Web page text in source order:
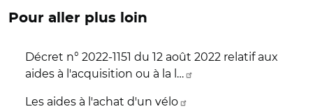
Pour aller plus loin
Décret n° 2022-1151 du 12 août 2022 relatif aux
aides à l'acquisition ou à la l…
Les aides à l'achat d'un vélo